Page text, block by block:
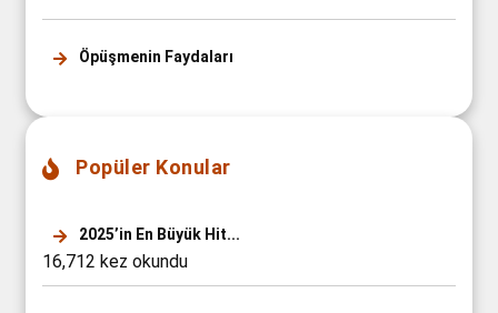
Öpüşmenin Faydaları
Popüler Konular
2025’in En Büyük Hit...
16,712 kez okundu